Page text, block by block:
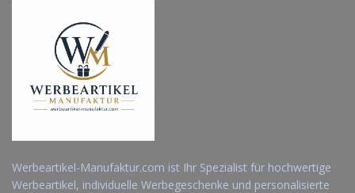
Werbeartikel-Manufaktur.com ist Ihr Spezialist für hochwertige
Werbeartikel, individuelle Werbegeschenke und personalisierte